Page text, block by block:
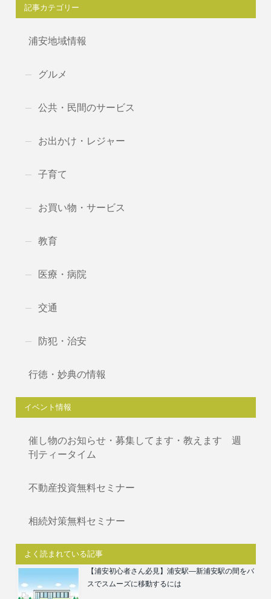
記事カテゴリー
浦安地域情報
グルメ
公共・民間のサービス
お出かけ・レジャー
子育て
お買い物・サービス
教育
医療・病院
交通
防犯・治安
行徳・妙典の情報
イベント情報
催し物のお知らせ・募集してます・教えます 週
刊ティータイム
不動産投資無料セミナー
相続対策無料セミナー
よく読まれている記事
【浦安初心者さん必見】浦安駅―新浦安駅の間をバ
スでスムーズに移動するには